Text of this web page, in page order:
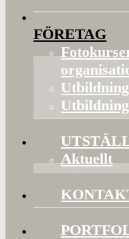
FÖRETAG
Aktuellt
Mina